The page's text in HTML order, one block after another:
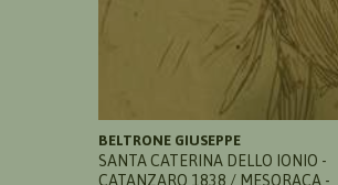
BELTRONE GIUSEPPE
SANTA CATERINA DELLO IONIO -
CATANZARO 1838 / MESORACA -